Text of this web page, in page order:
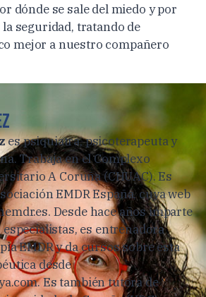
dónde se sale del miedo y por
la seguridad, tratando de
mejor a nuestro compañero
es psiquiatra, psicoterapeuta y
Trabaja en el Complexo
A Coruña (CHUAC). Es
EMDR España, cuya web
Desde hace años imparte
es entrenadora
EMDR y da cursos sobre esta
desde
Es también tutora de